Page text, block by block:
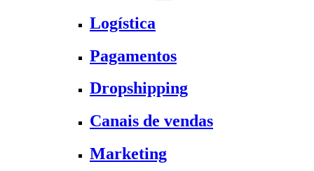
Logística
Pagamentos
Dropshipping
Canais de vendas
Marketing